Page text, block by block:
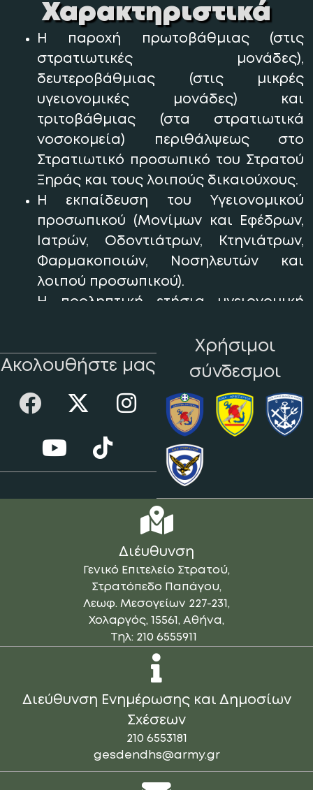
Χαρακτηριστικά
Η παροχή πρωτοβάθμιας (στις
στρατιωτικές μονάδες),
δευτεροβάθμιας (στις μικρές
υγειονομικές μονάδες) και
τριτοβάθμιας (στα στρατιωτικά
νοσοκομεία) περιθάλψεως στο
Στρατιωτικό προσωπικό του Στρατού
Ξηράς και τους λοιπούς δικαιούχους.
Η εκπαίδευση του Υγειονομικού
προσωπικού (Μονίμων και Εφέδρων,
Ιατρών, Οδοντιάτρων, Κτηνιάτρων,
Φαρμακοποιών, Νοσηλευτών και
λοιπού προσωπικού).
Η προληπτική ετήσια υγειονομική
στρατιωτικού προσωπικού του
Στρατού Ξηράς, η επιλογή των
νεοσυλλέκτων, η τακτική
παρακολούθηση τους και ηετήσια
επιλογή των υποψηφίων των ΑΣΕΙ –
ΣΣΥ του Στρατού Ξηράς.
Η έρευνα σε ιατρικά και άλλα θέματα
Η συμμετοχή σε ασκήσεις του
Στρατού Ξηράς ή διακλαδικές.
Η εξασφάλιση Κτηνιατρικής
υποστήριξης.
Ακολουθήστε μας
Χρήσιμοι
σύνδεσμοι
Διέυθυνση
Γενικό Επιτελείο Στρατού,
Στρατόπεδο Παπάγου,
Λεωφ. Μεσογείων 227-231,
Χολαργός, 15561, Αθήνα,
Τηλ: 210 6555911
Διεύθυνση Ενημέρωσης και Δημοσίων
Σχέσεων
210 6553181
gesdendhs@army.gr